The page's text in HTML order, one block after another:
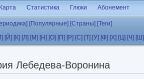
Карта Статистика Глюки Абонемент
[Популярные] [Страны] [Теги]
[Й] [К] [Л] [М] [Н] [О] [П] [Р] [С] [Т] [У] [Ф] [Х] [Ц] [Ч] [Ш]
Лебедева-Воронина